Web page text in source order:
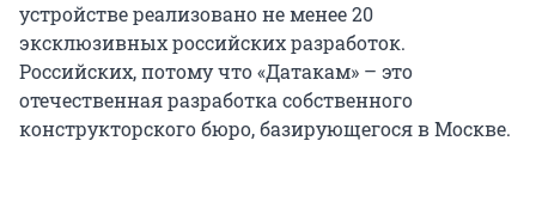
устройстве реализовано не менее 20
эксклюзивных российских разработок.
Российских, потому что «Датакам» – это
отечественная разработка собственного
конструкторского бюро, базирующегося в Москве.